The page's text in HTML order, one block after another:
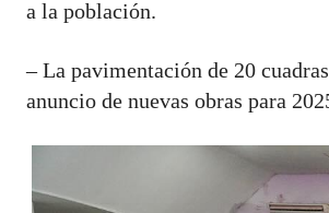
a la población.
– La pavimentación de 20
anuncio de nuevas obras para